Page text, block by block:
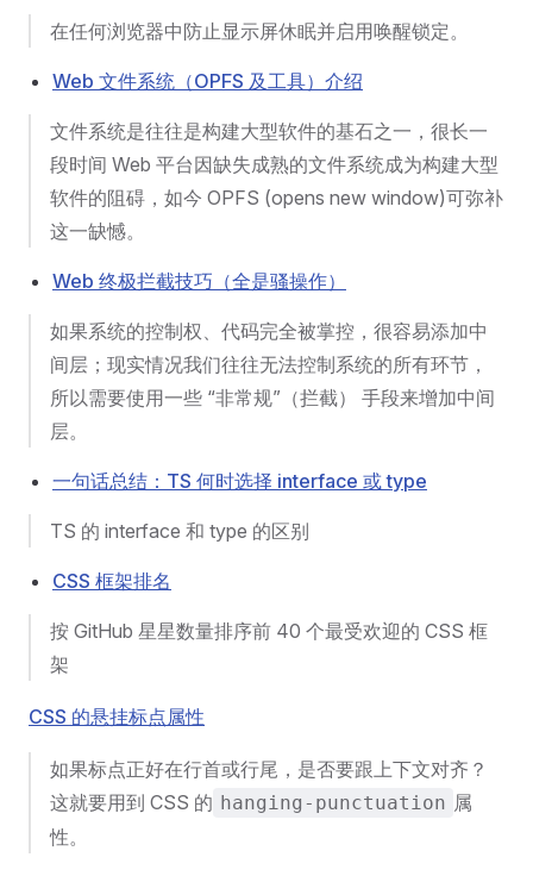
在任何浏览器中防止显示屏休眠并启用唤醒锁定。
Web 文件系统（OPFS 及工具）介绍
文件系统是往往是构建大型软件的基石之一，很长一
段时间 Web 平台因缺失成熟的文件系统成为构建大型
软件的阻碍，如今 OPFS (opens new window)可弥补
这一缺憾。
Web 终极拦截技巧（全是骚操作）
如果系统的控制权、代码完全被掌控，很容易添加中
间层；现实情况我们往往无法控制系统的所有环节，
所以需要使用一些 “非常规”（拦截） 手段来增加中间
层。
一句话总结：TS 何时选择 interface 或 type
TS 的 interface 和 type 的区别
CSS 框架排名
按 GitHub 星星数量排序前 40 个最受欢迎的 CSS 框
架
CSS 的悬挂标点属性
如果标点正好在行首或行尾，是否要跟上下文对齐？
这就要用到 CSS 的 hanging-punctuation 属
性。